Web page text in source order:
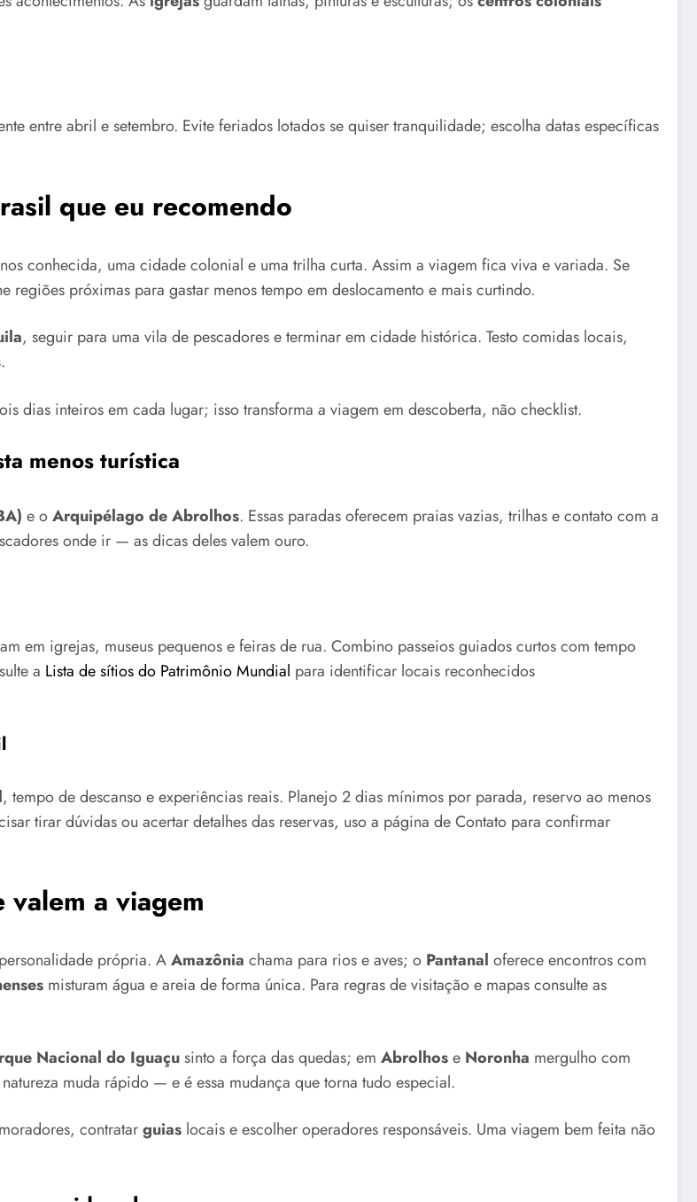
entre abril e setembro. Evite feriados lotados se quiser tranquilidade; escolha datas específicas
que eu recomendo
conhecida, uma cidade colonial e uma trilha curta. Assim a viagem fica viva e variada. Se
regiões próximas para gastar menos tempo em deslocamento e mais curtindo.
, seguir para uma vila de pescadores e terminar em cidade histórica. Testo comidas locais,
dias inteiros em cada lugar; isso transforma a viagem em descoberta, não checklist.
menos turística
e oArquipélago de Abrolhos. Essas paradas oferecem praias vazias, trilhas e contato com a
onde ir — as dicas deles valem ouro.
em igrejas, museus pequenos e feiras de rua. Combino passeios guiados curtos com tempo
a Lista de sítios do Patrimônio Mundial para identificar locais reconhecidos
, tempo de descanso e experiências reais. Planejo 2 dias mínimos por parada, reservo ao menos
tirar dúvidas ou acertar detalhes das reservas, uso a página de Contato para confirmar
a viagem
própria. AAmazônia chama para rios e aves; o Pantanal oferece encontros com
misturam água e areia de forma única. Para regras de visitação e mapas consulte as
Nacional do Iguaçusinto a força das quedas; em Abrolhose Noronha mergulho com
muda rápido — e é essa mudança que torna tudo especial.
contratarguias locais e escolher operadores responsáveis. Uma viagem bem feita não